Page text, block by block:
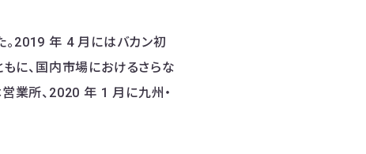
2019 年 4 月にはバカン初
に、国内市場におけるさらな
業所、2020 年 1 月に九州・